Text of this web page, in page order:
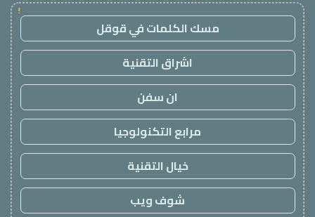
!
مسك الكلمات في قوقل
اشراق التقنية
ان سفن
مرابع التكنولوجيا
خيال التقنية
شوف ويب